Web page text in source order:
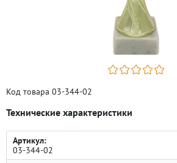
Код товара 03-344-02
Технические характеристики
Артикул:
03-344-02